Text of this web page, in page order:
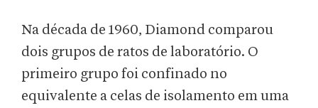
Na década de 1960, Diamond comparou
dois grupos de ratos de laboratório. O
primeiro grupo foi confinado no
equivalente a celas de isolamento em uma